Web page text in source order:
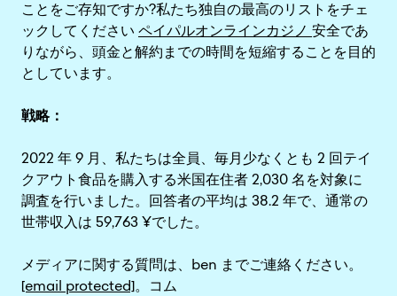
ことをご存知ですか?私たち独自の最高のリストをチェ
ックしてください ペイパルオンラインカジノ 安全であ
りながら、頭金と解約までの時間を短縮することを目的
としています。
戦略：
2022 年 9 月、私たちは全員、毎月少なくとも 2 回テイ
クアウト食品を購入する米国在住者 2,030 名を対象に
調査を行いました。回答者の平均は 38.2 年で、通常の
世帯収入は 59,763 ¥でした。
メディアに関する質問は、ben までご連絡ください。
[email protected]。コム